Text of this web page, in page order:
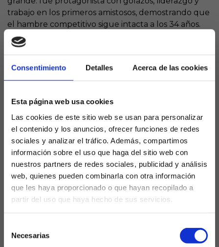
Consentimiento Detalles Acerca de las cookies
Esta página web usa cookies
Las cookies de este sitio web se usan para personalizar
el contenido y los anuncios, ofrecer funciones de redes
sociales y analizar el tráfico. Además, compartimos
información sobre el uso que haga del sitio web con
nuestros partners de redes sociales, publicidad y análisis
web, quienes pueden combinarla con otra información
que les haya proporcionado o que hayan recopilado a
partir del uso que haya hecho de sus servicios.
Necesarias
¿Eres mayor de edad?
SÍ, SOY MAYOR DE 18 AÑOS
trabajo en los primeros amistosos, demostrando que
el hambre competitivo sigue intacta a los 34 años.
Simeone ha blindado públicamente al francés y lo
considera el eje creativo y anímico de un vestuario
rejuvenecido, con Griezmann lanzando mensajes de
autocrítica y ambición incluso tras los momentos
inalcanzables para el resto de la plantilla (más de 44
partidos y 16 goles la pasada campaña), y su
condición de máximo goleador histórico del club,
avalan su papel protagonista. Con el equipo
ajustando piezas tras varios fichajes importantes y
con Julián Álvarez como nueva referencia ofensiva,
el francés asume el reto de liderar una nueva
generación rojiblanca y devolver al Atlético a la
pelea por los títulos grandes.
completo: fútbol,